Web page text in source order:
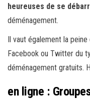
heureuses de se
déménagement.
Il vaut également la
Facebook ou Twitter du
déménagement gratuits.
en ligne :